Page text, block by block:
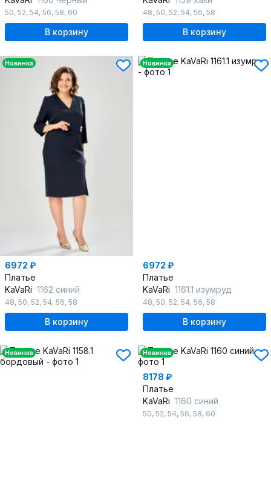
50, 52, 54, 56, 58, 60
В корзину
48, 50, 52, 54, 56, 58
В корзину
Новинка
6972 ₽
Платье
KaVaRi 1162 синий
48, 50, 52, 54, 56, 58
В корзину
Новинка
6972 ₽
Платье
KaVaRi 1161.1 изумруд
48, 50, 52, 54, 56, 58
В корзину
Новинка Новинка
8178 ₽
Платье
KaVaRi 1160 синий
50, 52, 54, 56, 58, 60